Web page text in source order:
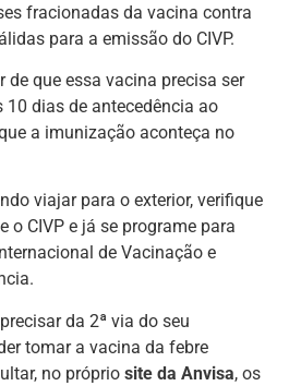
fracionadas da vacina contra
para a emissão do CIVP.
de que essa vacina precisa ser
dias de antecedência ao
a imunização aconteça no
viajar para o exterior, verifique
o CIVP e já se programe para
de Vacinação e
da 2ª via do seu
tomar a vacina da febre
no próprio site da Anvisa, os